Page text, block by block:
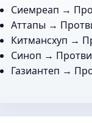
Сиемреап →
Аттапы →
Китмансхуп →
Синоп →
Газиантеп →